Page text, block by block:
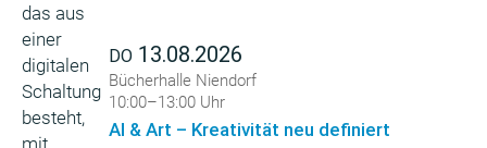
DO 13.08.2026
Bücherhalle Niendorf
10:00–13:00 Uhr
AI & Art – Kreativität neu definiert